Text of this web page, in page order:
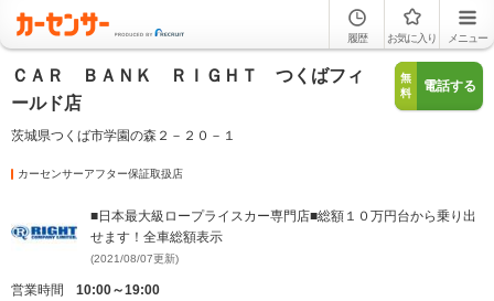
履歴 お気に入り メニュー
ＣＡＲ ＢＡＮＫ ＲＩＧＨＴ つくばフィ
ールド店
茨城県つくば市学園の森２－２０－１
無
料
電話する
カーセンサーアフター保証取扱店
■日本最大級ロープライスカー専門店■総額１０万円台から乗り出
せます！全車総額表示
(2021/08/07更新)
営業時間
10:00～19:00